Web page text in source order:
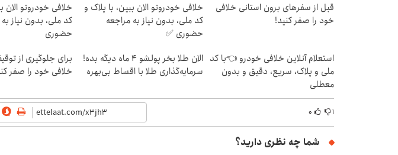
قبل از سفرهای برون استانی خلافی
خود را صفر کنید!
خلافی خودروتو الان ببین، با پلاک و
کد ملی، بدون نیاز به مراجعه
حضوری ✅
خلافی خودروتو الان
کد ملی، بدون نیاز
حضوری
استعلام آنلاین خلافی خودرو 👈با کد
ملی و پلاک، سریع، دقیق و بدون
معطلی
الان طلا بخر پولشو 4 ماه دیگه بده!
سرمایه‌گذاری طلا با اقساط بی‌بهره
برای جلوگیری از
خلافی خود را صفر
۱ ۰
شما چه نظری دارید؟